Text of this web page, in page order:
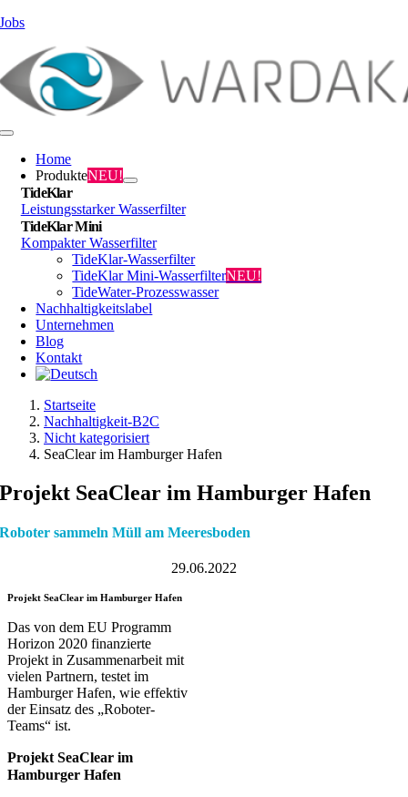
Zum
springen
Jobs
Toggle
NavigationHome
ProdukteNEU!
TideKlar
Leistungsstarker Wasserfilter
TideKlar Mini
Kompakter Wasserfilter
TideKlar-Wasserfilter
TideKlar Mini-WasserfilterNEU!
TideWater-Prozesswasser
Nachhaltigkeitslabel
Unternehmen
Blog
Kontakt
Startseite
Nachhaltigkeit-B2C
Nicht kategorisiert
SeaClear im Hamburger Hafen
Projekt SeaClear im Hamburger Hafen
Roboter sammeln Müll am Meeresboden
29.06.2022
Projekt SeaClear im Hamburger Hafen
Das von dem EU Programm
Horizon 2020 finanzierte
Projekt in Zusammenarbeit mit
vielen Partnern, testet im
Hamburger Hafen, wie effektiv
der Einsatz des „Roboter-
Teams“ ist.
Projekt SeaClear im
Hamburger Hafen